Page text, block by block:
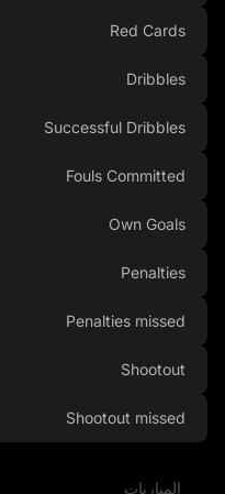
المباريات
Red Cards
Dribbles
Successful Dribbles
Fouls Committed
Own Goals
Penalties
Penalties missed
Shootout
Shootout missed